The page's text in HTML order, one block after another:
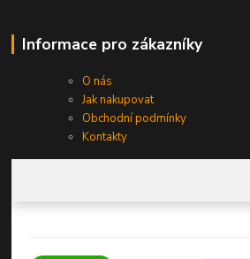
Informace pro zákazníky
O nás
Jak nakupovat
Obchodní podmínky
Kontakty